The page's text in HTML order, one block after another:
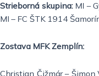
Strieborná skupina:MI –
MI – FC ŠTK 1914
Zostava MFK Zemplín:
Christian Čižmár – Šimon